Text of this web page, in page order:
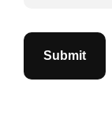
Submit